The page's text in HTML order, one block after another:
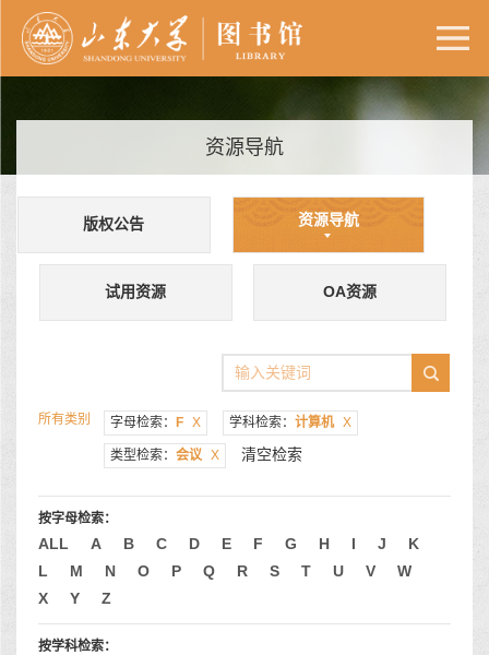
资源导航
版权公告 资源导航
试用资源 OA资源
所有类别 字母检索： F X 学科检索： 计算机 X
类型检索： 会议 X 清空检索
按字母检索：
ALL A B C D E F G H I J
K
L
M N O P Q R S T U V
W
X
Y Z
按学科检索：